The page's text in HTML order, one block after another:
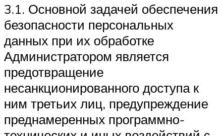
3.1. Основной задачей обеспечения
безопасности персональных
данных при их обработке
Администратором является
предотвращение
несанкционированного доступа к
ним третьих лиц, предупреждение
преднамеренных программно-